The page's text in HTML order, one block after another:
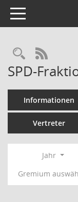
Toggle navigation
RSS-
SPD-
Informationen
Vertreter
Jahr
Gremium